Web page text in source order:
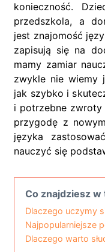
konieczność.
przedszkola, a
jest znajomość
zapisują się na
mamy zamiar
zwykle nie wiemy
jak szybko i
i potrzebne
przygodę z
języka
nauczyć się
Co znajdziesz
Dlaczego uczymy
Najpopularniejsze
Dlaczego warto